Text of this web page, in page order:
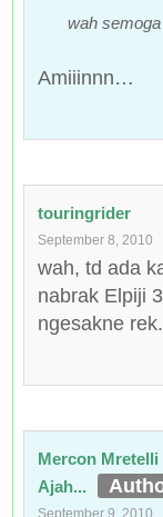
wah
Amiiinnn…
touringrider
September 8, 2010
wah, td ada
nabrak Elpiji
ngesakne
Mercon
Ajah...